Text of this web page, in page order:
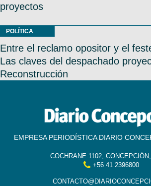
proyectos
POLÍTICA
Entre el reclamo opositor y el
Las claves del despachado
Reconstrucción
EMPRESA PERIODÍSTICA DIARIO
COCHRANE 1102,
+56 41 2396800